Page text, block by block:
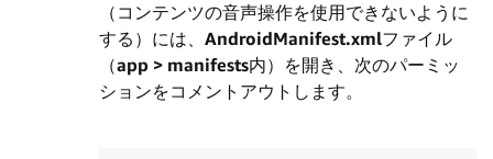
（コンテンツの音声操作を使用できないように
する）には、 AndroidManifest.xmlファイル
（app > manifests内）を開き、次のパーミッ
ションをコメントアウトします。